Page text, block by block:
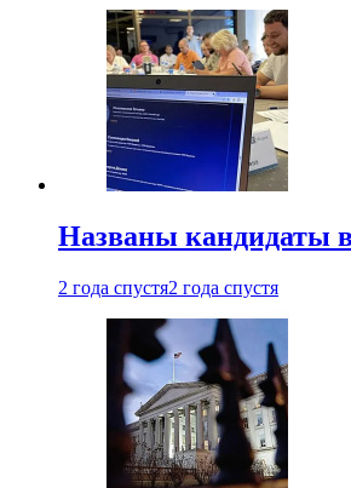
Названы кандидаты
2 года спустя2 года спустя